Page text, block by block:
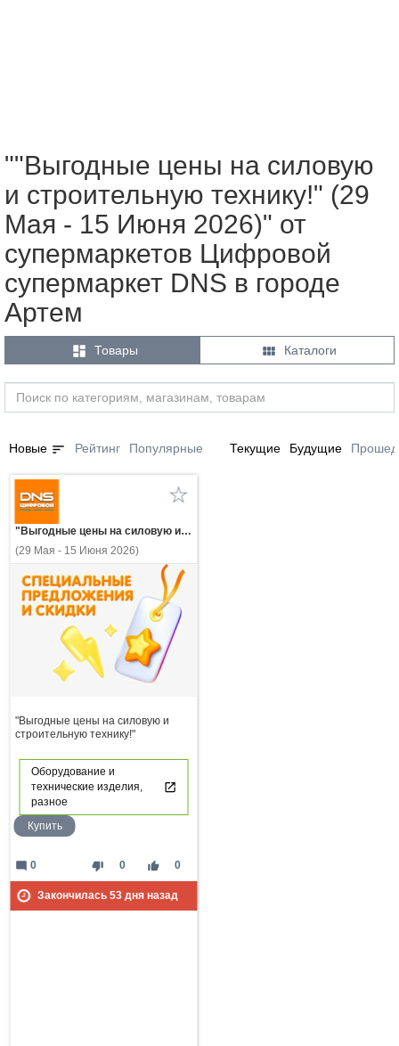
""Выгодные цены на силовую
и строительную технику!" (29
Мая - 15 Июня 2026)" от
супермаркетов Цифровой
супермаркет DNS в городе
Артем
 Товары  Каталоги
Новые sort Рейтинг Популярные Текущие Будущие
"Выгодные цены на силовую и строительную технику!"
(29 Мая - 15 Июня 2026)
"Выгодные цены на силовую и
строительную технику!"
Оборудование и
технические изделия,
разное
Купить
thumb_down 0 thumb_up 0
mode_comment 0
Закончилась 53дня назад